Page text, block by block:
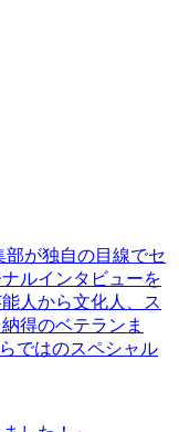
が独自の目線でセ
ルインタビューを
人から文化人、ス
得のベテランま
ではのスペシャル